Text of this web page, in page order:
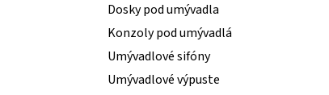
Dosky pod umývadla
Konzoly pod umývadlá
Umývadlové sifóny
Umývadlové výpuste